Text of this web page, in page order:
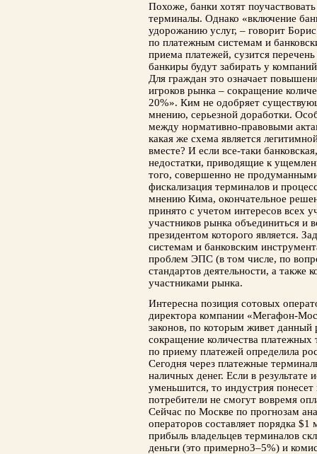
Похоже, банки хотят
терминалы. Однако «включение
удорожанию услуг, – говорит
по платежным системам и
приема платежей, сузится
банкиры будут забирать у
Для граждан это означает
игроков рынка – сокращение
20%». Ким не одобряет
мнению, серьезной доработки.
между нормативно-правовыми
какая же схема является
вместе? И если все-таки
недостатки, приводящие к
того, совершенно не
фискализация терминалов и
мнению Кима, окончательное
принято с учетом интересов всех
участников рынка объединиться и
президентом которого является.
системам и банковским
проблем ЭПС (в том числе, по
стандартов деятельности, а также
участниками рынка.
Интересна позиция сотовых
директора компании «Мегафон-
законов, по которым живет
сокращение количества платежных
по приему платежей определила
Сегодня через платежные
наличных денег. Если в результате
уменьшится, то индустрия
потребители не смогут вовремя
Сейчас по Москве по прогнозам
операторов составляет порядка
прибыль владельцев терминалов
деньги (это примерно3–5%) и